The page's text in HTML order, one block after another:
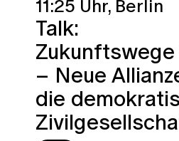
Talk:
– Neue
die